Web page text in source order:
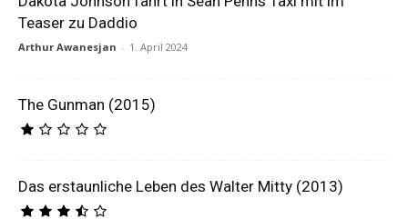
Teaser zu Daddio
Arthur Awanesjan - 1. April 2024
The Gunman (2015)
Das erstaunliche Leben des Walter Mitty (2013)